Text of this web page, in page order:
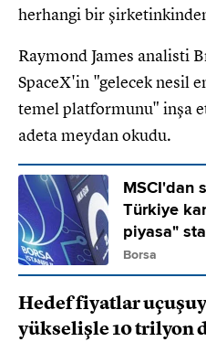
herhangi bir
Raymond James analisti
SpaceX'in "gelecek nesil
temel platformunu" inşa
adeta meydan okudu.
MSCI'dan
Türkiye
piyasa"
Borsa
Hedef fiyatlar
yükselişle 10 trilyon